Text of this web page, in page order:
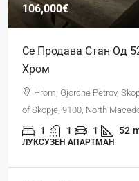
106,000€
Се Продава Стан Од
Хром
Hrom, Gjorche Petrov,
of Skopje, 9100, North
1 1 1 52
ЛУКСУЗЕН АПАРТМАН